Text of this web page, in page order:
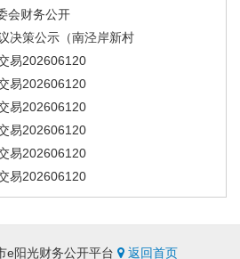
会财务公开
决策公示（南泾岸新村
易202606120
易202606120
易202606120
易202606120
易202606120
易202606120
e阳光财务公开平台 返回首页